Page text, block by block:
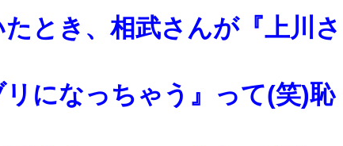
とき、相武さんが『上川さ
になっちゃう』って(笑)恥